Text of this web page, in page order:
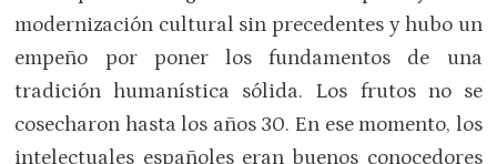
modernización cultural sin precedentes y hubo un
empeño por poner los fundamentos de una
tradición humanística sólida. Los frutos no se
cosecharon hasta los años 30. En ese momento, los
intelectuales españoles eran buenos conocedores